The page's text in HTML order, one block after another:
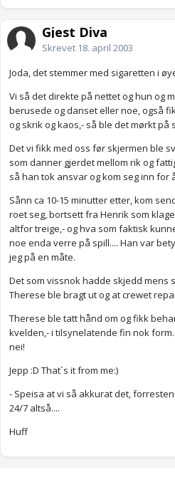
Gjest Diva
Skrevet 18. april 2003
Joda, det stemmer med sigaretten i
Vi så det direkte på nettet og hun og
berusede og danset eller noe, også
og skrik og kaos,- så ble det mørkt på
Det vi fikk med oss før skjermen ble
som danner gjerdet mellom rik og
så han tok ansvar og kom seg inn for
Sånn ca 10-15 minutter etter, kom
roet seg, bortsett fra Henrik som
altfor treige,- og hva som faktisk
noe enda verre på spill.... Han var
jeg på en måte.
Det som vissnok hadde skjedd mens
Therese ble bragt ut og at crewet
Therese ble tatt hånd om og fikk
kvelden,- i tilsynelatende fin nok
nei!
Jepp :D That`s it from me:)
- Speisa at vi så akkurat det,
24/7 altså....
Huff